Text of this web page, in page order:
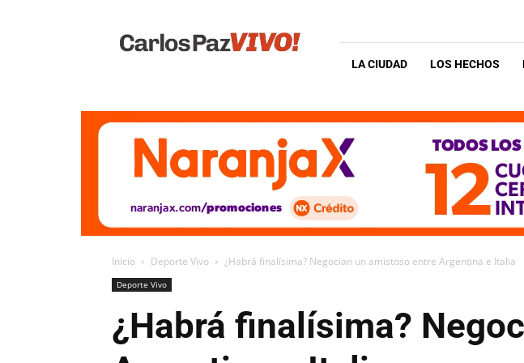
Vivo
LA CIUDAD LOS HECHOS
Inicio Deporte Vivo ¿Habrá finalísima? Negocian un amistoso entre Argentina e Italia
Deporte Vivo
¿Habrá finalísima?